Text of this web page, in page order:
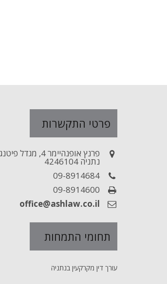
פרטי התקשרות
נתניה 4246104
09-8914684
09-8914600
office@ashlaw.co.il
תחומי התמחות
עורך דין מקרקעין בנתניה